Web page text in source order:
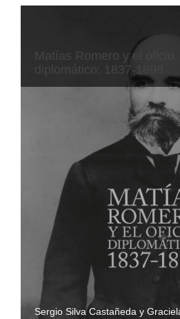
Matías Romero y el oficio
diplomático: 1837-1898
Sergio Silva Castañeda y